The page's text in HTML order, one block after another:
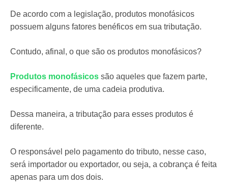
De acordo com a legislação, produtos monofásicos
possuem alguns fatores benéficos em sua tributação.
Contudo, afinal, o que são os produtos monofásicos?
Produtos monofásicos são aqueles que fazem parte,
especificamente, de uma cadeia produtiva.
Dessa maneira, a tributação para esses produtos é
diferente.
O responsável pelo pagamento do tributo, nesse caso,
será importador ou exportador, ou seja, a cobrança é feita
apenas para um dos dois.